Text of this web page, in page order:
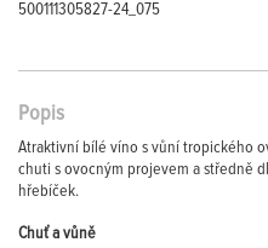
500111305827-24_075
Popis
Atraktivní bílé víno s vůní tropického
chuti s ovocným projevem a středně
hřebíček.
Chuť a vůně